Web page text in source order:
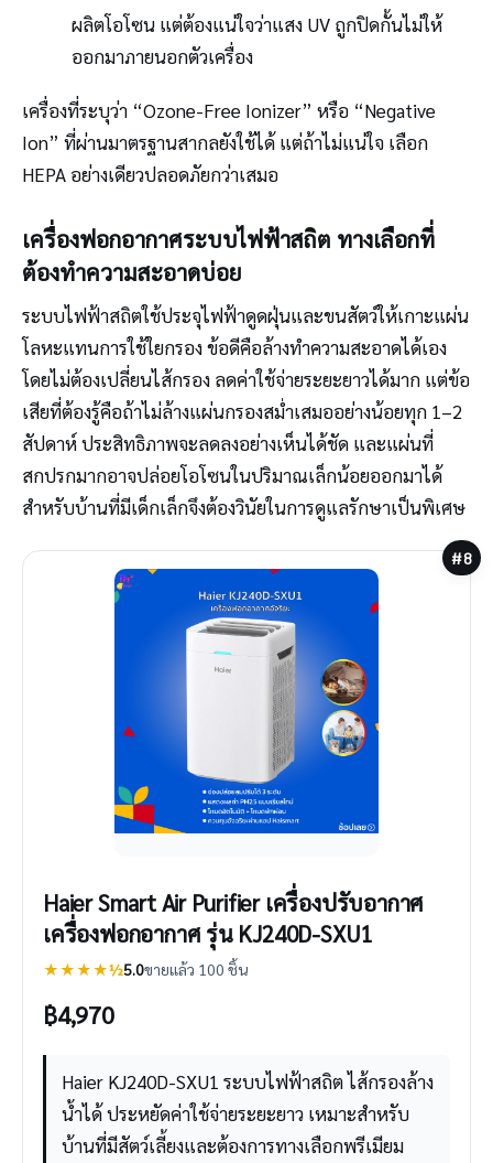
ผลิตโอโซน แต่ต้องแน่ใจว่าแสง UV ถูกปิดกั้นไม่ให้
ออกมาภายนอกตัวเครื่อง
เครื่องที่ระบุว่า “Ozone-Free Ionizer” หรือ “Negative
Ion” ที่ผ่านมาตรฐานสากลยังใช้ได้ แต่ถ้าไม่แน่ใจ เลือก
HEPA อย่างเดียวปลอดภัยกว่าเสมอ
เครื่องฟอกอากาศระบบไฟฟ้าสถิต ทางเลือกที่
ต้องทำความสะอาดบ่อย
ระบบไฟฟ้าสถิตใช้ประจุไฟฟ้าดูดฝุ่นและขนสัตว์ให้เกาะแผ่น
โลหะแทนการใช้ใยกรอง ข้อดีคือล้างทำความสะอาดได้เอง
โดยไม่ต้องเปลี่ยนไส้กรอง ลดค่าใช้จ่ายระยะยาวได้มาก แต่ข้อ
เสียที่ต้องรู้คือถ้าไม่ล้างแผ่นกรองสม่ำเสมออย่างน้อยทุก 1–2
สัปดาห์ ประสิทธิภาพจะลดลงอย่างเห็นได้ชัด และแผ่นที่
สกปรกมากอาจปล่อยโอโซนในปริมาณเล็กน้อยออกมาได้
สำหรับบ้านที่มีเด็กเล็กจึงต้องวินัยในการดูแลรักษาเป็นพิเศษ
#8
Haier Smart Air Purifier เครื่องปรับอากาศ
เครื่องฟอกอากาศ รุ่น KJ240D-SXU1
★★★★½5.0ขายแล้ว 100 ชิ้น
฿4,970
Haier KJ240D-SXU1 ระบบไฟฟ้าสถิต ไส้กรองล้าง
น้ำได้ ประหยัดค่าใช้จ่ายระยะยาว เหมาะสำหรับ
บ้านที่มีสัตว์เลี้ยงและต้องการทางเลือกพรีเมียม